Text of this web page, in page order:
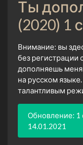
Ты
(2020) 1
Внимание: вы
без регистрации
дополняешь
на русском
талантливым
Обновление: 1
14.01.2021